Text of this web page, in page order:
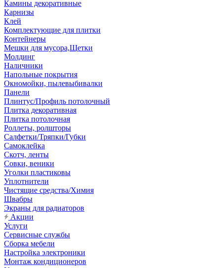
Камины декоративные
Карнизы
Клей
Комплектующие для плитки
Контейнеры
Мешки для мусора,Щетки
Молдинг
Наличники
Напольные покрытия
Окномойки, пылевыбивалки
Панели
Плинтус/Профиль потолочный
Плитка декоративная
Плитка потолочная
Роллеты, ролшторы
Салфетки/Тряпки/Губки
Самоклейка
Скотч, ленты
Совки, веники
Уголки пластиковы
Уплотнители
Чистящие средства/Химия
Швабры
Экраны для радиаторов
Акции
Услуги
Сервисные службы
Сборка мебели
Настройка электроники
Монтаж кондиционеров